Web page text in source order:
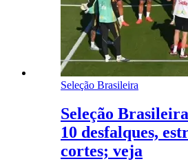
Seleção Brasileira
Seleção
10 desfalques,
cortes; veja